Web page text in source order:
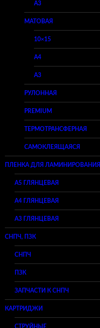
A3
МАТОВАЯ
10×15
A4
A3
РУЛОННАЯ
PREMIUM
ТЕРМОТРАНСФЕРНАЯ
САМОКЛЕЯЩАЯСЯ
ПЛЕНКА ДЛЯ ЛАМИНИРОВАНИЯ
A5 ГЛЯНЦЕВАЯ
А4 ГЛЯНЦЕВАЯ
A3 ГЛЯНЦЕВАЯ
СНПЧ, ПЗК
СНПЧ
ПЗК
ЗАПЧАСТИ К СНПЧ
КАРТРИДЖИ
СТРУЙНЫЕ